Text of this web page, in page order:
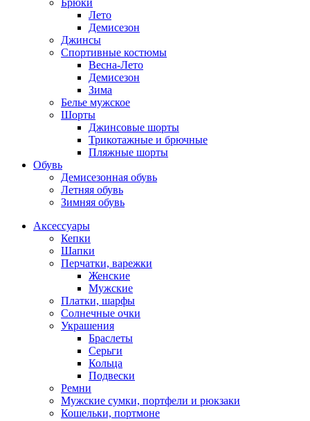
Брюки
Лето
Демисезон
Джинсы
Спортивные костюмы
Весна-Лето
Демисезон
Зима
Белье мужское
Шорты
Джинсовые шорты
Трикотажные и брючные
Пляжные шорты
Обувь
Демисезонная обувь
Летняя обувь
Зимняя обувь
Аксессуары
Кепки
Шапки
Перчатки, варежки
Женские
Мужские
Платки, шарфы
Солнечные очки
Украшения
Браслеты
Серьги
Кольца
Подвески
Ремни
Мужские сумки, портфели и рюкзаки
Кошельки, портмоне